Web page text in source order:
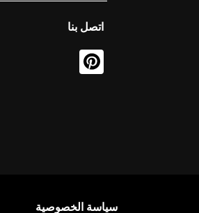
اتصل بنا
سياسة الخصوصية